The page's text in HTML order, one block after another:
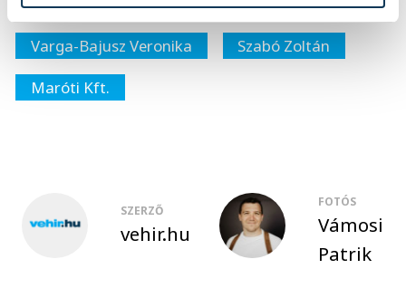
Jendrassik-Venesz iskola
Varga-Bajusz Veronika
Szabó Zoltán
Maróti Kft.
SZERZŐ
vehir.hu
FOTÓS
Vámosi
Patrik